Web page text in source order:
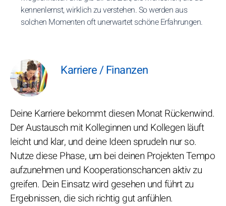
kennenlernst, wirklich zu verstehen. So werden aus
solchen Momenten oft unerwartet schöne Erfahrungen.
Karriere / Finanzen
Deine Karriere bekommt diesen Monat Rückenwind.
Der Austausch mit Kolleginnen und Kollegen läuft
leicht und klar, und deine Ideen sprudeln nur so.
Nutze diese Phase, um bei deinen Projekten Tempo
aufzunehmen und Kooperationschancen aktiv zu
greifen. Dein Einsatz wird gesehen und führt zu
Ergebnissen, die sich richtig gut anfühlen.